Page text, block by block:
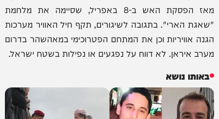
מאז הפסקת האש ב-8 באפריל, שסיימה את מלחמת
"שאגת הארי". בתגובה לשיגורים, תקף חיל האוויר מערכות
הגנה אוויריות וכן את המתחם הפטרוכימי במאהשהר בדרום
מערב איראן. לא דווח על נפגעים או נפילות בשטח ישראל.
באותו נושא